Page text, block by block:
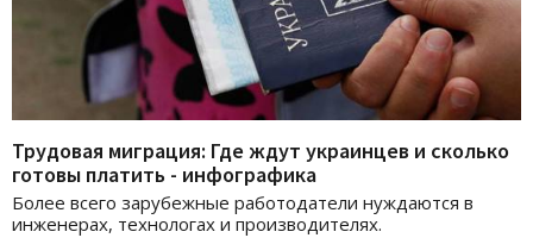
Трудовая миграция: Где ждут украинцев и сколько
готовы платить - инфографика
Более всего зарубежные работодатели нуждаются в
инженерах, технологах и производителях.